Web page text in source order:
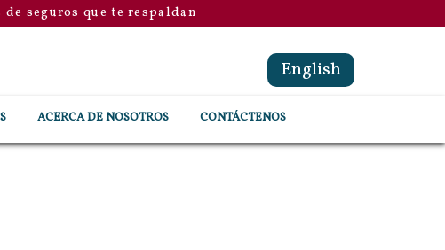
de seguros que te respaldan
English
ACERCA DE NOSOTROS CONTÁCTENOS